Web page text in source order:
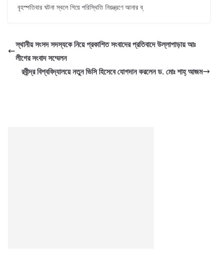
বৃহস্পতিবার ঘটনা স্বলে গিয়ে পরিস্থিতি নিয়ন্ত্রণে আনার ব্
স্থানীয় সংসদ সদস্যকে নিয়ে প্রকাশিত সংবাদের প্রতিবাদে উল্লাপাড়ায় আঃ
লীগের সংবাদ সম্মেলন
রবীন্দ্র বিশ্ববিদ্যালয়ে নতুন ভিসি হিসেবে যোগদান করলেন ড. মোঃ শাহ্ আজম